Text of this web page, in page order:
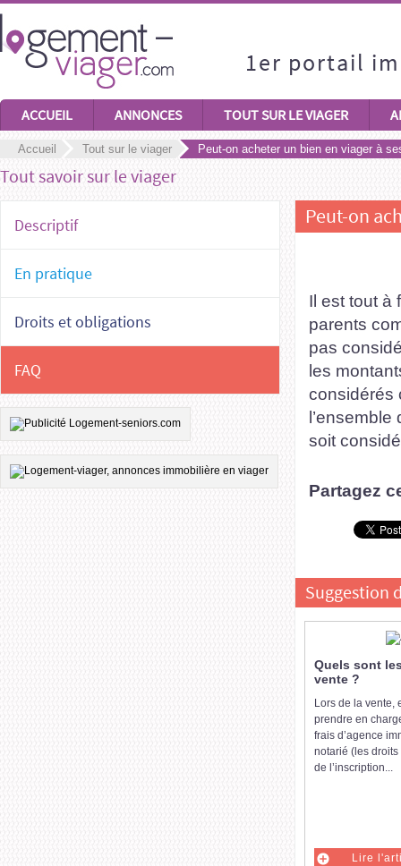
1er portail
ACCUEIL ANNONCES TOUT SUR LE VIAGER
Accueil Tout sur le viager Peut-on acheter un bien en viager à
Tout savoir sur le viager
Descriptif
En pratique
Droits et obligations
FAQ
Peut-on
Il est tout à
parents
pas
les
considérés
soit
Partagez
Suggestion
Quels sont
vente ?
Lors de la vente,
prendre en
frais d’agence
notarié (les droits
de l’inscription...
Lire